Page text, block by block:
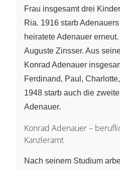
Frau insgesamt drei
Ria. 1916 starb
heiratete Adenauer
Auguste Zinsser. Aus
Konrad Adenauer
Ferdinand, Paul,
1948 starb auch die
Adenauer.
Konrad Adenauer –
Kanzleramt
Nach seinem Studium